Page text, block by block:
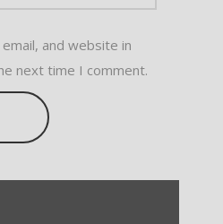
and website in
next time I comment.